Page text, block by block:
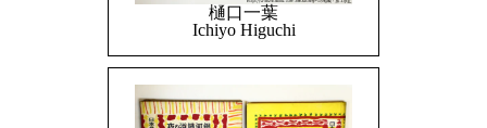
樋口一葉
Ichiyo Higuchi